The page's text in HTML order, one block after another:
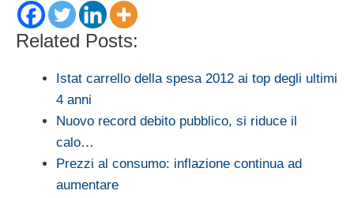
Related Posts:
Istat carrello della spesa 2012 ai top degli ultimi
4 anni
Nuovo record debito pubblico, si riduce il
calo…
Prezzi al consumo: inflazione continua ad
aumentare